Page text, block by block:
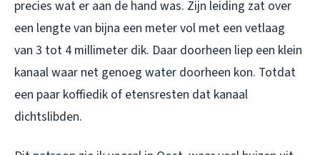
precies wat er aan de hand was. Zijn leiding zat over
een lengte van bijna een meter vol met een vetlaag
van 3 tot 4 millimeter dik. Daar doorheen liep een klein
kanaal waar net genoeg water doorheen kon. Totdat
een paar koffiedik of etensresten dat kanaal
dichtslibden.